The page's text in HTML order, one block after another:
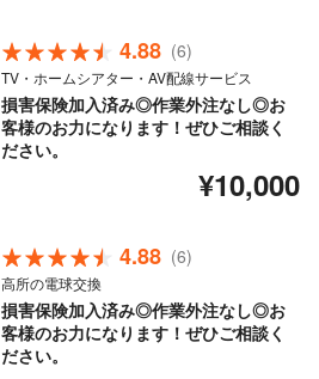
4.88 (6)
TV・ホームシアター・AV配線サービス
損害保険加入済み◎作業外注なし◎お
客様のお力になります！ぜひご相談く
ださい。
¥10,000
4.88 (6)
高所の電球交換
損害保険加入済み◎作業外注なし◎お
客様のお力になります！ぜひご相談く
ださい。